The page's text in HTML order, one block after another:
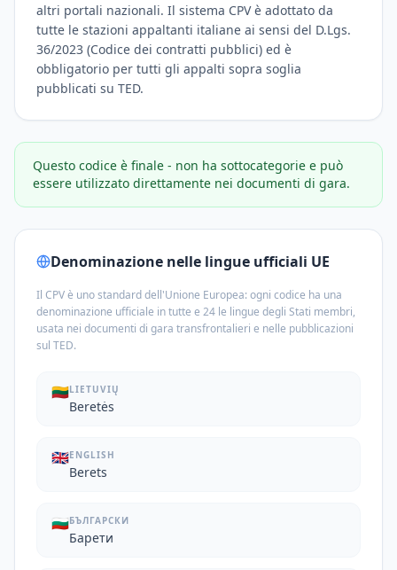
altri portali nazionali. Il sistema CPV è adottato da
tutte le stazioni appaltanti italiane ai sensi del D.Lgs.
36/2023 (Codice dei contratti pubblici) ed è
obbligatorio per tutti gli appalti sopra soglia
pubblicati su TED.
Questo codice è finale - non ha sottocategorie e può
essere utilizzato direttamente nei documenti di gara.
Denominazione nelle lingue ufficiali UE
Il CPV è uno standard dell'Unione Europea: ogni codice ha una
denominazione ufficiale in tutte e 24 le lingue degli Stati membri,
usata nei documenti di gara transfrontalieri e nelle pubblicazioni
sul TED.
🇱🇹LIETUVIŲ
Beretės
🇬🇧ENGLISH
Berets
🇧🇬БЪЛГАРСКИ
Барети